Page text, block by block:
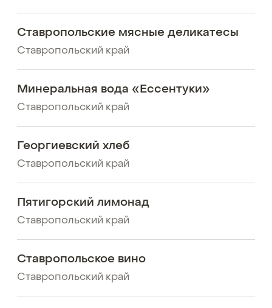
Ставропольский край
Ставропольские мясные деликатесы
Ставропольский край
Минеральная вода «Ессентуки»
Ставропольский край
Георгиевский хлеб
Ставропольский край
Пятигорский лимонад
Ставропольский край
Ставропольское вино